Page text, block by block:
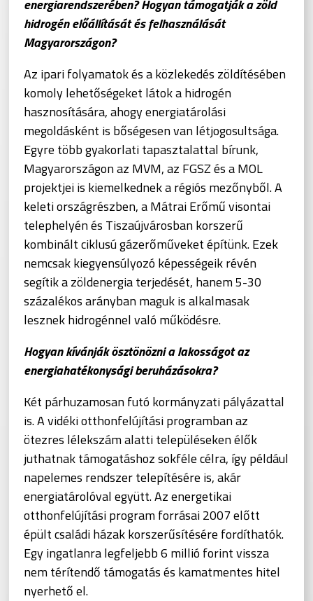
energiarendszerében? Hogyan támogatják a zöld
hidrogén előállítását és felhasználását
Magyarországon?
Az ipari folyamatok és a közlekedés zöldítésében
komoly lehetőségeket látok a hidrogén
hasznosítására, ahogy energiatárolási
megoldásként is bőségesen van létjogosultsága.
Egyre több gyakorlati tapasztalattal bírunk,
Magyarországon az MVM, az FGSZ és a MOL
projektjei is kiemelkednek a régiós mezőnyből. A
keleti országrészben, a Mátrai Erőmű visontai
telephelyén és Tiszaújvárosban korszerű
kombinált ciklusú gázerőműveket építünk. Ezek
nemcsak kiegyensúlyozó képességeik révén
segítik a zöldenergia terjedését, hanem 5-30
százalékos arányban maguk is alkalmasak
lesznek hidrogénnel való működésre.
Hogyan kívánják ösztönözni a lakosságot az
energiahatékonysági beruházásokra?
Két párhuzamosan futó kormányzati pályázattal
is. A vidéki otthonfelújítási programban az
ötezres lélekszám alatti településeken élők
juthatnak támogatáshoz sokféle célra, így például
napelemes rendszer telepítésére is, akár
energiatárolóval együtt. Az energetikai
otthonfelújítási program forrásai 2007 előtt
épült családi házak korszerűsítésére fordíthatók.
Egy ingatlanra legfeljebb 6 millió forint vissza
nem térítendő támogatás és kamatmentes hitel
nyerhető el.